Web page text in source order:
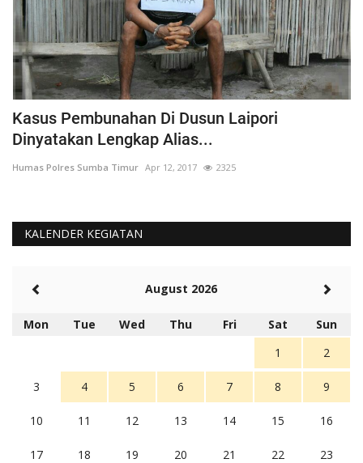
Kasus Pembunahan Di Dusun Laipori
Dinyatakan Lengkap Alias...
Humas Polres Sumba Timur Apr 12, 2017 2325
KALENDER KEGIATAN
August 2026
Mon Tue Wed Thu Fri Sat
Sun
1
2
3 4 5 6 7 8 9
10 11 12 13 14 15 16
17 18 19 20 21 22 23